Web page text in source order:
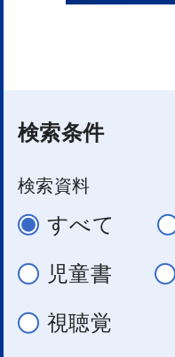
検索条件
検索資料
すべて
児童書
視聴覚